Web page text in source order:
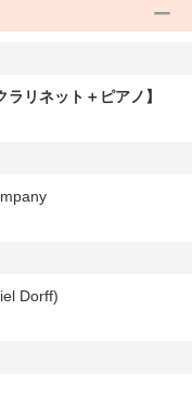
ラリネット＋ピアノ】
Dorff)